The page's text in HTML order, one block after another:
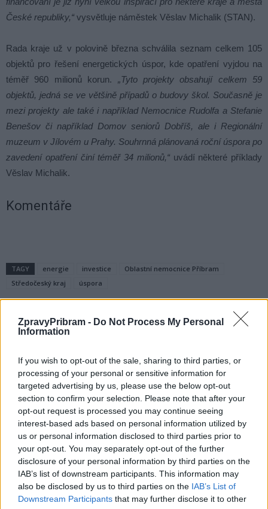
ZpravyPribram - Do Not Process My Personal
Information
If you wish to opt-out of the sale, sharing to third parties, or
processing of your personal or sensitive information for
targeted advertising by us, please use the below opt-out
section to confirm your selection. Please note that after your
opt-out request is processed you may continue seeing
interest-based ads based on personal information utilized by
us or personal information disclosed to third parties prior to
your opt-out. You may separately opt-out of the further
disclosure of your personal information by third parties on the
IAB’s list of downstream participants. This information may
also be disclosed by us to third parties on the IAB’s List of
Downstream Participants that may further disclose it to other
České republiky,“ vysvětluje náměstek Věslav Michalik (STAN).
Rada kraje už v polovině března schválila seznam celkem 105
objektů pro řešení energetických úspor, kde opatření vyjdou na
téměř 960 milionů korun. „Tyto projekty obsahují celkem 59
objektů, jedná se ve většině případů o budovy škol. Současně je
mezi projekty ale také i například Nemocnice Rudolfa a Stefanie
Benešov či například Domov seniorů Dobříš, ale i Regionální
muzeum v Jílovém u Prahy. Souhrnná plánovaná roční úspora po
zavedení opatření činí téměř 34 milionů,“uvádí některé příklady
Věslav Michalik.
Komentáře
TAGY energie investice
Oblastní nemocnice Příbram
Středočeský kraj
úspora
Město přišlo s řešením
toulavých koček i přemnožených
potkanů
Následující článek
Končí první etapa
svatohorského sadu
SOUVISEJÍCÍ ČLÁNKY